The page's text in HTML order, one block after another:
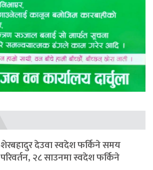
शेरबहादुर देउवा स्वदेश फर्किने समय
परिवर्तन, २८ साउनमा स्वदेश फर्किने